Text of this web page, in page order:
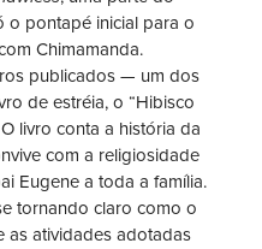
o pontapé inicial para o
Chimamanda.
publicados — um dos
de estréia, o “Hibisco
livro conta a história da
com a religiosidade
Eugene a toda a família.
tornando claro como o
atividades adotadas